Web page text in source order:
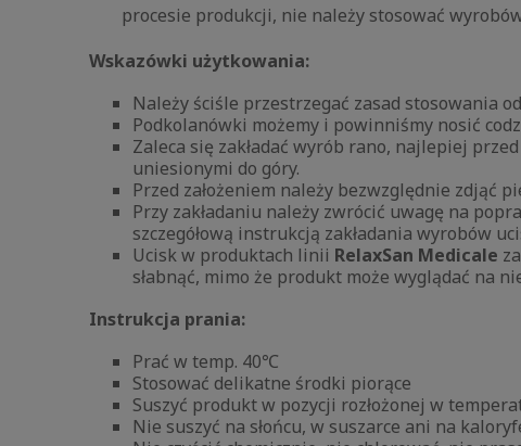
procesie produkcji, nie należy stosować
Wskazówki użytkowania:
Należy ściśle przestrzegać zasad stosowania
Podkolanówki możemy i powinniśmy nosić
Zaleca się zakładać wyrób rano, najlepiej
uniesionymi do góry.
Przed założeniem należy bezwzględnie zdjąć
Przy zakładaniu należy zwrócić uwagę na
szczegółową instrukcją zakładania wyrobów
Ucisk w produktach linii RelaxSan Medicale
słabnąć, mimo że produkt może wyglądać na
Instrukcja prania:
Prać w temp. 40℃
Stosować delikatne środki piorące
Suszyć produkt w pozycji rozłożonej w
Nie suszyć na słońcu, w suszarce ani na